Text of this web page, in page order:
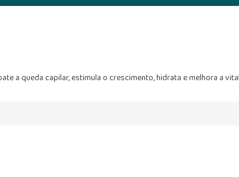
a queda capilar, estimula o crescimento, hidrata e melhora a